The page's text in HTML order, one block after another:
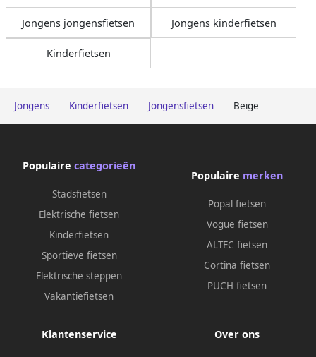
Jongens Kinderfietsen Jongensfietsen Beige
Jongens jongensfietsen Jongens kinderfietsen
Kinderfietsen
Populaire categorieën
Stadsfietsen
Elektrische fietsen
Kinderfietsen
Sportieve fietsen
Elektrische steppen
Vakantiefietsen
Populaire merken
Popal fietsen
Vogue fietsen
ALTEC fietsen
Cortina fietsen
PUCH fietsen
Klantenservice Over ons